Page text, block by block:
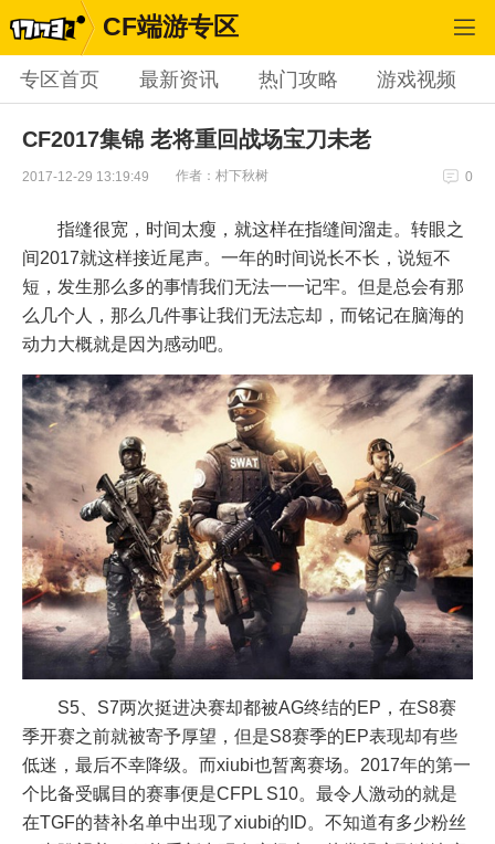
CF端游专区
专区首页 最新资讯 热门攻略 游戏视频
CF2017集锦 老将重回战场宝刀未老
2017-12-29 13:19:49 作者：村下秋树 0
指缝很宽，时间太瘦，就这样在指缝间溜走。转眼之
间2017就这样接近尾声。一年的时间说长不长，说短不
短，发生那么多的事情我们无法一一记牢。但是总会有那
么几个人，那么几件事让我们无法忘却，而铭记在脑海的
动力大概就是因为感动吧。
S5、S7两次挺进决赛却都被AG终结的EP，在S8赛
季开赛之前就被寄予厚望，但是S8赛季的EP表现却有些
低迷，最后不幸降级。而xiubi也暂离赛场。2017年的第一
个比备受瞩目的赛事便是CFPL S10。最令人激动的就是
在TGF的替补名单中出现了xiubi的ID。不知道有多少粉丝